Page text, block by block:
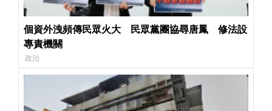
個資外洩頻傳民眾火大 民眾黨團協尋唐鳳 修法設
專責機關
政治